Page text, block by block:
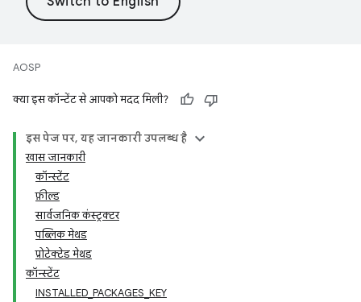
AOSP
क्या इस कॉन्टेंट से आपको मदद मिली?
इस पेज पर, यह जानकारी उपलब्ध है
खास जानकारी
कॉन्स्टेंट
फ़ील्ड
सार्वजनिक कंस्ट्रक्टर
पब्लिक मेथड
प्रोटेक्टेड मेथड
कॉन्स्टेंट
INSTALLED_PACKAGES_KEY